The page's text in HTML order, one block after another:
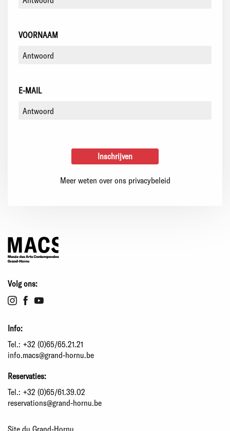
VOORNAAM
E-MAIL
Meer weten over ons privacybeleid
Volg ons:
Info:
Tel.: +32 (0)65/65.21.21
info.macs@grand-hornu.be
Reservaties:
Tel.: +32 (0)65/61.39.02
reservations@grand-hornu.be
Site du Grand-Hornu